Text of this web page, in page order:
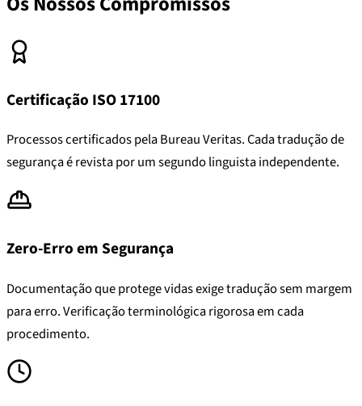
Certificação ISO 17100
Processos certificados pela Bureau Veritas. Cada tradução de
segurança é revista por um segundo linguista independente.
Zero-Erro em Segurança
Documentação que protege vidas exige tradução sem margem
para erro. Verificação terminológica rigorosa em cada
procedimento.